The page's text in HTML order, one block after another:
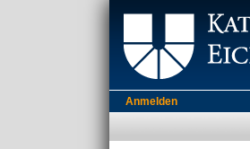
Anmelden